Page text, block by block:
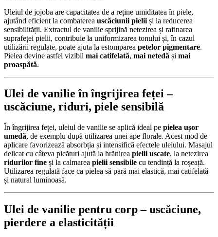
Uleiul de jojoba are capacitatea de a reține umiditatea în piele,
ajutând eficient la combaterea uscăciunii pielii și la reducerea
sensibilității. Extractul de vanilie sprijină netezirea și rafinarea
suprafeței pielii, contribuie la uniformizarea tonului și, în cazul
utilizării regulate, poate ajuta la estomparea petelor pigmentare.
Pielea devine astfel vizibil mai catifelată, mai netedă și mai
proaspătă.
Ulei de vanilie în îngrijirea feței –
uscăciune, riduri, piele sensibilă
În îngrijirea feței, uleiul de vanilie se aplică ideal pe pielea ușor
umedă, de exemplu după utilizarea unei ape florale. Acest mod de
aplicare favorizează absorbția și intensifică efectele uleiului. Masajul
delicat cu câteva picături ajută la hrănirea pielii uscate, la netezirea
ridurilor fine și la calmarea pielii sensibile cu tendință la roșeață.
Utilizarea regulată face ca pielea să pară mai elastică, mai catifelată
și natural luminoasă.
Ulei de vanilie pentru corp –uscăciune,
pierdere a elasticității